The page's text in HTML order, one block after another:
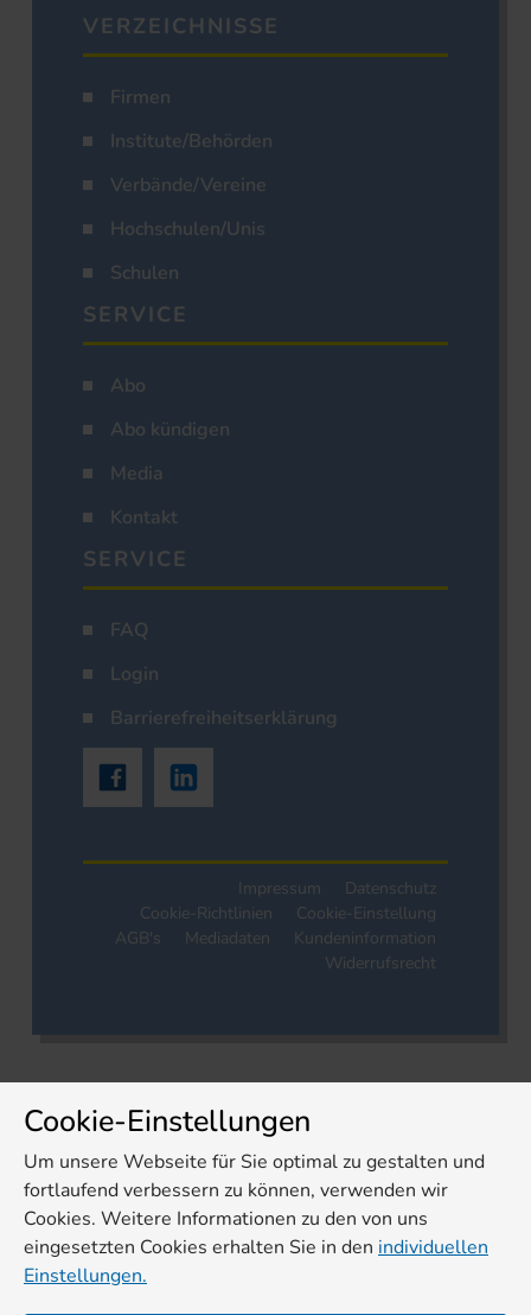
VERZEICHNISSE
Firmen
Institute/Behörden
Verbände/Vereine
Hochschulen/Unis
Schulen
SERVICE
Abo
Abo kündigen
Media
Kontakt
SERVICE
FAQ
Login
Barrierefreiheitserklärung
Impressum
Datenschutz
Cookie-Richtlinien
Cookie-Einstellung
AGB's
Mediadaten
Kundeninformation
Widerrufsrecht
Cookie-Einstellungen
Um unsere Webseite für Sie optimal zu gestalten und
fortlaufend verbessern zu können, verwenden wir
Cookies. Weitere Informationen zu den von uns
eingesetzten Cookies erhalten Sie in den individuellen
Einstellungen.